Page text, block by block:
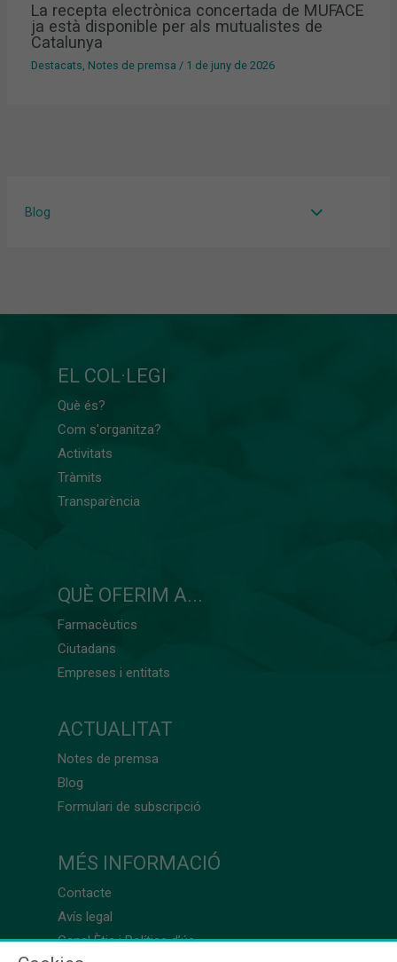
Blog
La recepta electrònica concertada de MUFACE
ja està disponible per als mutualistes de
Catalunya
Destacats Notes de premsa / 1 de juny de 2026
EL COL·LEGI
Què és?
Com s'organitza?
Activitats
Tràmits
Transparència
QUÈ OFERIM A...
Farmacèutics
Ciutadans
Empreses i entitats
ACTUALITAT
Notes de premsa
Blog
Formulari de subscripció
MÉS INFORMACIÓ
Contacte
Avís legal
Canal Ètic i Política d’ús